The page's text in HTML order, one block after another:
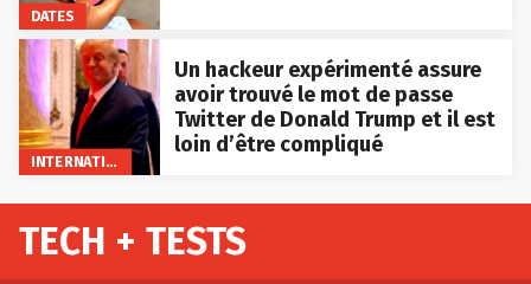
DATES
INTERNATIONAL
Un hackeur expérimenté assure
avoir trouvé le mot de passe
Twitter de Donald Trump et il est
loin d’être compliqué
TECH + TESTS